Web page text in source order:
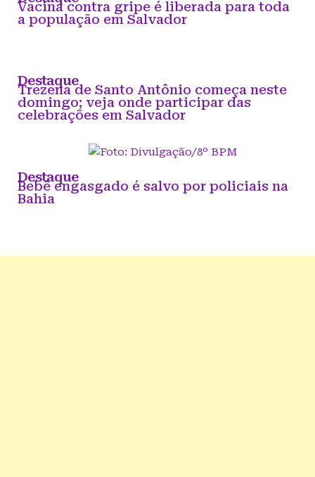
Vacina contra gripe é liberada para toda
a população em Salvador
Destaque
Trezena de Santo Antônio começa neste
domingo; veja onde participar das
celebrações em Salvador
Destaque
Bebê engasgado é salvo por policiais na
Bahia